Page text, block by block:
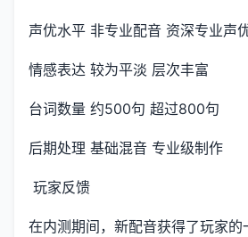
声优水平 非专业配音 资深专业声
情感表达 较为平淡 层次丰富
台词数量 约500句 超过800句
后期处理 基础混音 专业级制作
玩家反馈
在内测期间，新配音获得了玩家的